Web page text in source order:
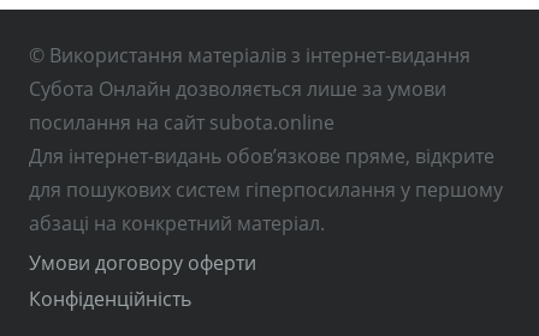
© Використання матеріалів з інтернет-видання
Субота Онлайн дозволяється лише за умови
посилання на сайт subota.online
Для інтернет-видань обов’язкове пряме, відкрите
для пошукових систем гіперпосилання у першому
абзаці на конкретний матеріал.
Умови договору оферти
Конфіденційність